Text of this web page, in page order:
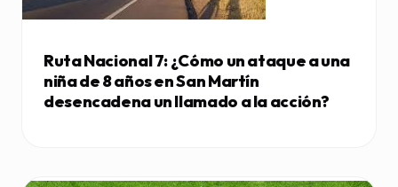
Ruta Nacional 7: ¿Cómo un ataque a una
niña de 8 años en San Martín
desencadena un llamado a la acción?